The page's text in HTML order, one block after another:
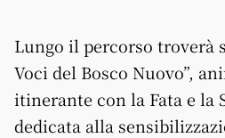
Lungo il percorso troverà
Voci del Bosco Nuovo”,
itinerante con la Fata e la
dedicata alla